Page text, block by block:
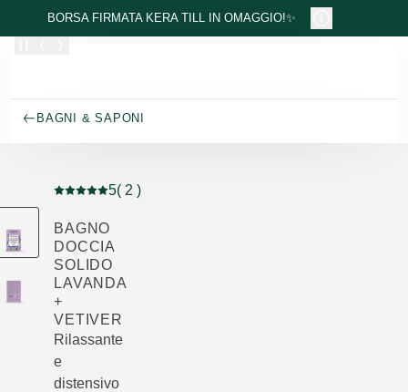
Passa al contenuto principale
BORSA FIRMATA KERA TILL IN OMAGGIO!✨
BAGNI & SAPONI
Valutazione attuale: 5 su 5 stelle recensito da 2
5( 2 )
BAGNO
DOCCIA
SOLIDO
LAVANDA
+
VETIVER
Rilassante
e
distensivo